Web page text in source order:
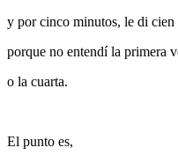
y por cinco minutos, le di cien
porque no entendí la primera
o la cuarta.
El punto es,